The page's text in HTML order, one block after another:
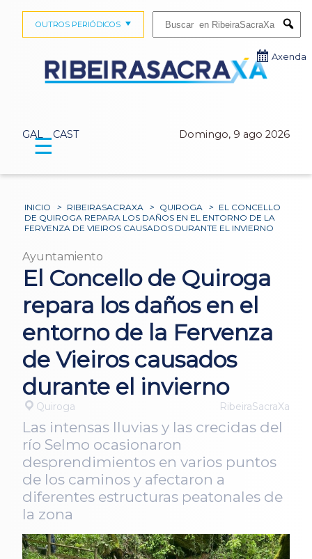
GAL CAST Domingo, 9 ago 2026
OUTROS PERIÓDICOS
Axenda
☰
INICIO > RIBEIRASACRAXA > QUIROGA > EL CONCELLO
DE QUIROGA REPARA LOS DAÑOS EN EL ENTORNO DE LA
FERVENZA DE VIEIROS CAUSADOS DURANTE EL INVIERNO
Ayuntamiento
El Concello de Quiroga
repara los daños en el
entorno de la Fervenza
de Vieiros causados
durante el invierno
Quiroga RibeiraSacraXa
Las intensas lluvias y las crecidas del
río Selmo ocasionaron
desprendimientos en varios puntos
de los caminos y afectaron a
diferentes estructuras peatonales de
la zona